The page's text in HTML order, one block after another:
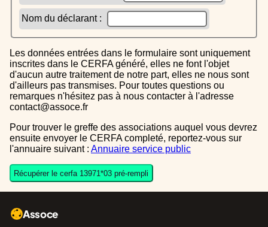
Nom du déclarant :
Les données entrées dans le formulaire sont uniquement
inscrites dans le CERFA généré, elles ne font l'objet
d'aucun autre traitement de notre part, elles ne nous sont
d'ailleurs pas transmises. Pour toutes questions ou
remarques n'hésitez pas à nous contacter à l'adresse
contact@assoce.fr
Pour trouver le greffe des associations auquel vous devrez
ensuite envoyer le CERFA completé, reportez-vous sur
l'annuaire suivant : Annuaire service public
Récupérer le cerfa 13971*03 pré-rempli
Assoce